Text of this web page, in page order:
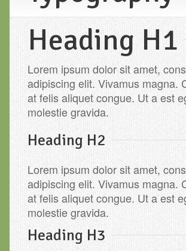
Other Practices
Resources
Heading H1
Lorem ipsum dolor sit amet,
adipiscing elit. Vivamus magna.
at felis aliquet congue. Ut a est
molestie gravida.
Heading H2
Lorem ipsum dolor sit amet,
adipiscing elit. Vivamus magna.
at felis aliquet congue. Ut a est
molestie gravida.
Heading H3